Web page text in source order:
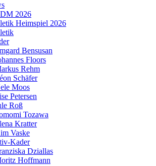
2026
Heimspiel 2026
Bensusan
Floors
Rehm
Schäfer
Moos
Petersen
Roß
Tozawa
Kratter
Vaske
Kader
Dziallas
Hoffmann